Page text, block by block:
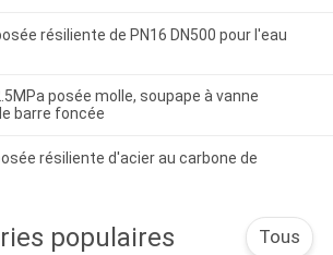
résiliente de PN16 DN500 pour l'eau
posée molle, soupape à vanne
barre foncée
résiliente d'acier au carbone de
populaires Tous